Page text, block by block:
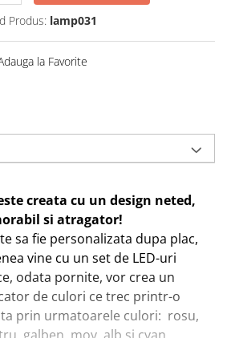
Produs: lamp031
la Favorite
creata cu un design neted,
si atragator!
sa fie personalizata dupa plac,
vine cu un set de LED-uri
odata pornite, vor crea un
de culori ce trec printr-o
prin urmatoarele culori: rosu,